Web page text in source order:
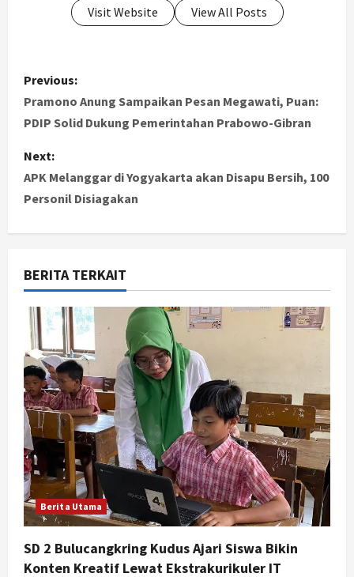
Visit Website View All Posts
P
o
t
n
a
v
i
g
a
t
i
o
n
Previous:
Pramono Anung Sampaikan Pesan Megawati, Puan:
PDIP Solid Dukung Pemerintahan Prabowo-Gibran
Next:
APK Melanggar di Yogyakarta akan Disapu Bersih, 100
Personil Disiagakan
BERITA TERKAIT
Berita Utama
SD 2 Bulucangkring Kudus Ajari Siswa Bikin
Konten Kreatif Lewat Ekstrakurikuler IT